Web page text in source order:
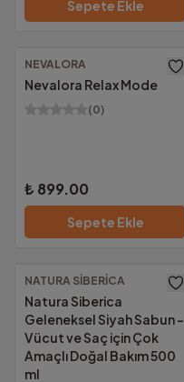
Sepete Ekle
NEVALORA
Nevalora Relax Mode
(0)
₺ 899.00
Sepete Ekle
Ücretsiz Kargo
NATURA SIBERICA
Natura Siberica
Geleneksel Siyah Sabun –
Vücut ve Saç için Çok
Amaçlı Doğal Bakım 500
ml